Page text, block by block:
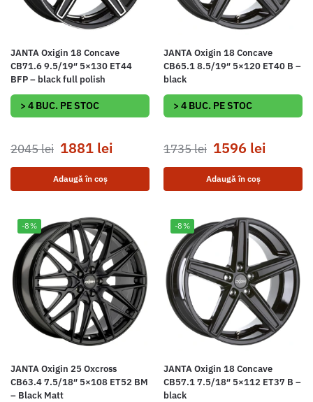
JANTA Oxigin 18 Concave
CB71.6 9.5/19″ 5×130 ET44
BFP – black full polish
> 4 BUC. PE STOC
2045lei 1881 lei
Adaugă în coș
JANTA Oxigin 18 Concave
CB65.1 8.5/19″ 5×120 ET40 B –
black
> 4 BUC. PE STOC
1735lei 1596 lei
Adaugă în coș
-8%
JANTA Oxigin 25 Oxcross
CB63.4 7.5/18″ 5×108 ET52 BM
– Black Matt
-8%
JANTA Oxigin 18 Concave
CB57.1 7.5/18″ 5×112 ET37 B –
black